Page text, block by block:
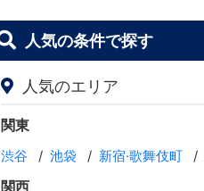
人気の条件で探す
人気のエリア
関東
渋谷 池袋 新宿·歌舞伎町
関西